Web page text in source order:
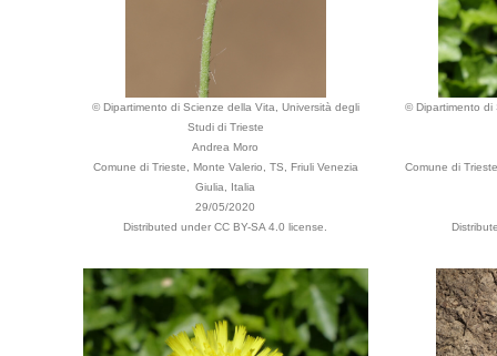
© Dipartimento di Scienze della Vita, Università degli
Studi di Trieste
Andrea Moro
Comune di Trieste, Monte Valerio, TS, Friuli Venezia
Giulia, Italia
29/05/2020
Distributed under CC BY-SA 4.0 license.
© Dipartimento di
Comune di